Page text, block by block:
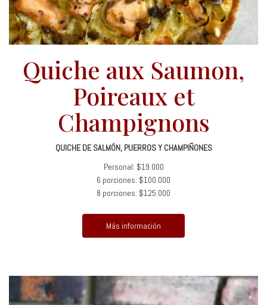
Quiche aux Saumon,
Poireaux et
Champignons
QUICHE DE SALMÓN, PUERROS Y CHAMPIÑONES
Personal: $19.000
6 porciones: $100.000
8 porciones: $125.000
Más información